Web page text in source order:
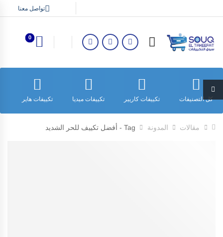
تواصل معنا
0
كل التصنيفات تكييفات كاريير تكييفات ميديا تكييفات هاير
مقالات المدونة Tag - أفضل تكييف للحر الشديد